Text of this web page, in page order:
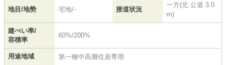
地目/地勢 宅地/- 接道状況
一方(北 公道 3.0
m)
建ぺい率/
容積率
60%/200%
用途地域 第一種中高層住居専用